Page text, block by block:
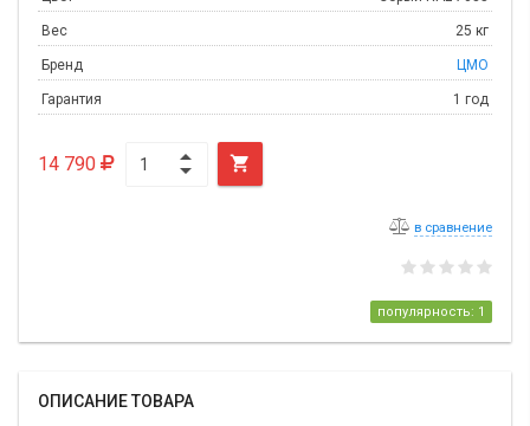
Вес 25 кг
Бренд ЦМО
Гарантия 1 год
14 790 
в сравнение
популярность: 1
ОПИСАНИЕ ТОВАРА